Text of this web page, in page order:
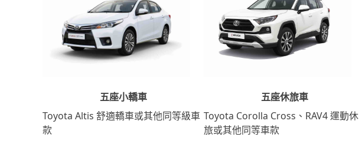
五座小轎車
Toyota Altis 舒適轎車或其他同等級車
款
五座休旅車
Toyota Corolla Cross、RAV4 運動休
旅或其他同等車款